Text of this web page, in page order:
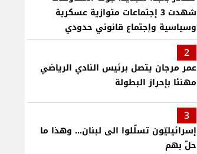
شهدت 3 إجتماعات متوازية عسكرية
وسياسية وإجتماع قانوني حدودي
2
عمر مرجان يتصل برئيس النادي الرياضي
مهنئا بإحراز البطولة
3
إسرائيليّون تسلّلوا الى لبنان... وهذا ما
حلّ بهم